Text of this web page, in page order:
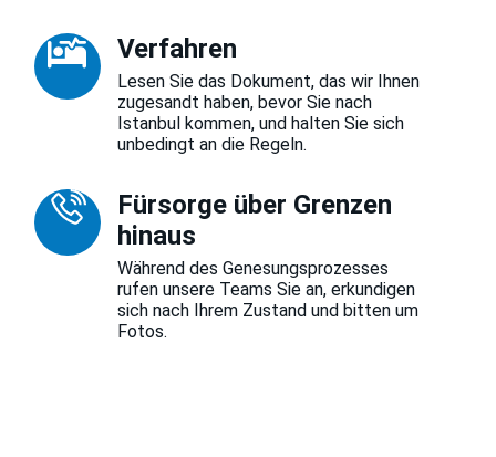
Verfahren
Lesen Sie das Dokument, das wir Ihnen
zugesandt haben, bevor Sie nach
Istanbul kommen, und halten Sie sich
unbedingt an die Regeln.
Fürsorge über Grenzen
hinaus
Während des Genesungsprozesses
rufen unsere Teams Sie an, erkundigen
sich nach Ihrem Zustand und bitten um
Fotos.